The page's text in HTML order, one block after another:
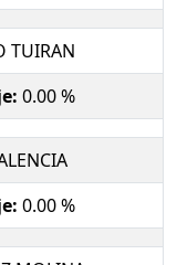
TUIRAN
0.00 %
0.00 %